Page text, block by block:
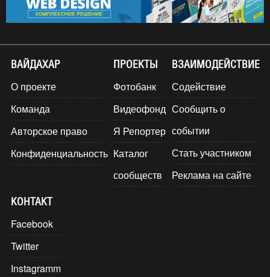
ВАЙДАХАР
О проекте
Команда
Авторское право
Конфиденциальность
ПРОЕКТЫ
Фотобанк
Видеофонд
Я Репортер
Каталог
сообществ
ВЗАИМОДЕЙСТВИЕ
Содействие
Сообщить о
событии
Стать участником
Реклама на сайте
КОНТАКТ
Facebook
Twitter
Instagramm